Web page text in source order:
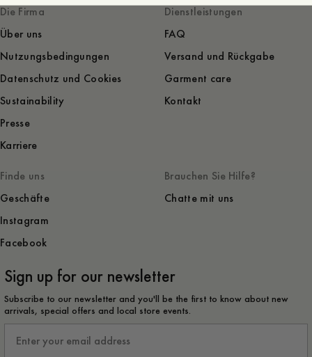
Die Firma
Über uns
Nutzungsbedingungen
Datenschutz und Cookies
Sustainability
Presse
Karriere
Dienstleistungen
FAQ
Versand und Rückgabe
Garment care
Kontakt
Finde uns
Geschäfte
Instagram
Facebook
Brauchen Sie Hilfe?
Chatte mit uns
Sign up for our newsletter
Subscribe to our newsletter and you'll be the first to know about new
arrivals, special offers and local store events.